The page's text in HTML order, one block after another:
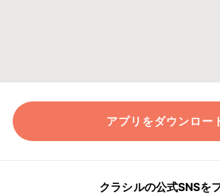
アプリをダウンロー
クラシルの公式SNSを